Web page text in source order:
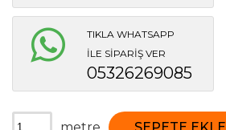
TIKLA WHATSAPP
İLE SİPARİŞ VER
05326269085